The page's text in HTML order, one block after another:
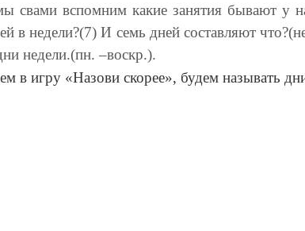
свами вспомним какие занятия бывают
в недели?(7) И семь дней составляют
недели.(пн. –воскр.).
в игру «Назови скорее», будем называть